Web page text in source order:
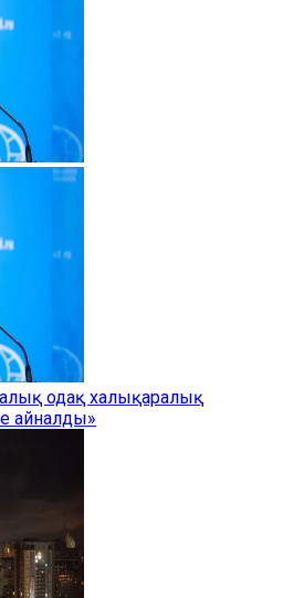
одақ халықаралық
айналды»